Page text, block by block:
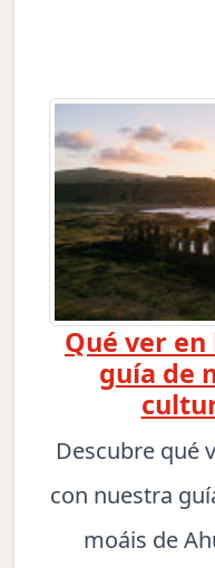
Qué ver en
guía de
Descubre qué
con nuestra
moáis de